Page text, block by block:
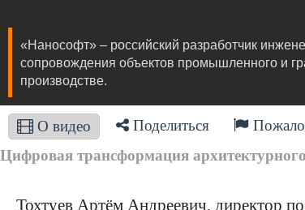
«Нанософт» – российский разработчик
сопровождения объектов промышленного и
производстве.
О видео Поделиться
Цифровая трансформация
Тохтуев Артём Андреевич, директор